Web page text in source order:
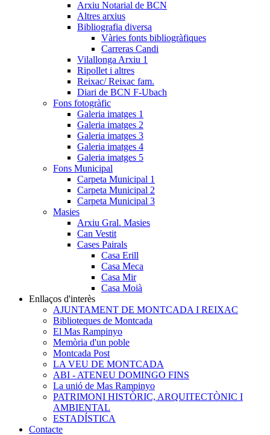
Arxiu Notarial de BCN
Altres arxius
Bibliografia diversa
Vàries fonts bibliogràfiques
Carreras Candi
Vilallonga Arxiu 1
Ripollet i altres
Reixac/ Reixac fam.
Diari de BCN F-Ubach
Fons fotogràfic
Galeria imatges 1
Galeria imatges 2
Galeria imatges 3
Galeria imatges 4
Galeria imatges 5
Fons Municipal
Carpeta Municipal 1
Carpeta Municipal 2
Carpeta Municipal 3
Masies
Arxiu Gral. Masies
Can Vestit
Cases Pairals
Casa Erill
Casa Meca
Casa Mir
Casa Moià
Enllaços d'interès
AJUNTAMENT DE MONTCADA I REIXAC
Biblioteques de Montcada
El Mas Rampinyo
Memòria d'un poble
Montcada Post
LA VEU DE MONTCADA
ABI - ATENEU DOMINGO FINS
La unió de Mas Rampinyo
PATRIMONI HISTÒRIC, ARQUITECTÒNIC I
AMBIENTAL
ESTADÍSTICA
Contacte